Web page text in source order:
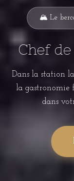
🏔️ Le
Chef
Dans la station
la gastronomie
dans